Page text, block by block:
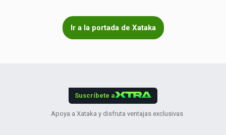
Ir a la portada de Xataka
Suscríbete a
Apoya a Xataka y disfruta ventajas exclusivas